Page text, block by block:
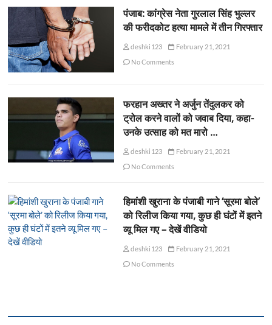
पंजाब: कांग्रेस नेता गुरलाल सिंह भुल्लर
की फरीदकोट हत्या मामले में तीन गिरफ्तार
deshki123
February 21, 2021
No Comments
फरहान अख्तर ने अर्जुन तेंदुलकर को
ट्रोल करने वालों को जवाब दिया, कहा-
उनके उत्साह को मत मारो …
deshki123
February 21, 2021
No Comments
हिमांशी खुराना के पंजाबी गाने ‘सूरमा बोले’
को रिलीज किया गया, कुछ ही घंटों में इतने
व्यू मिल गए – देखें वीडियो
deshki123
February 21, 2021
No Comments